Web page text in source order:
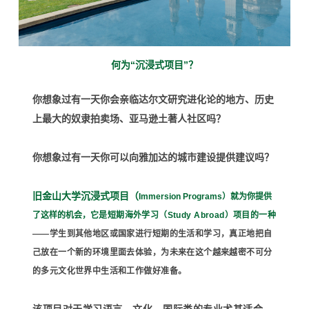
何为“沉浸式项目”？
你想象过有一天你会亲临达尔文研究进化论的地方、历史
上最大的奴隶拍卖场、亚马逊土著人社区吗？
你想象过有一天你可以向雅加达的城市建设提供建议吗？
旧金山大学沉浸式项目（Immersion Programs） 就为你提供
了这样的机会， 它是短期海外学习（Study Abroad）项目的一种
——学生到其他地区或国家进行短期的生活和学习，真正地把自
己放在一个新的环境里面去体验，为未来在这个越来越密不可分
的多元文化世界中生活和工作做好准备。